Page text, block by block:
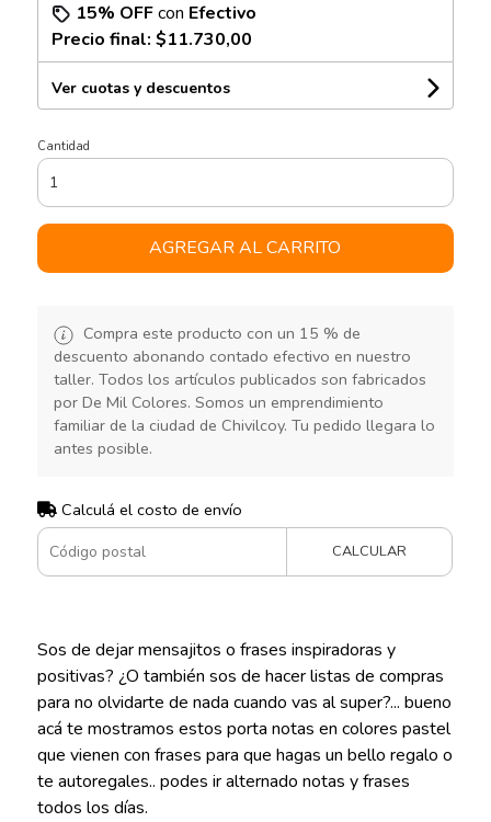
15% OFFcon Efectivo
Precio final: $11.730,00
Ver cuotas y descuentos
Cantidad
AGREGAR AL CARRITO
Compra este producto con un 15 % de
descuento abonando contado efectivo en nuestro
taller. Todos los artículos publicados son fabricados
por De Mil Colores. Somos un emprendimiento
familiar de la ciudad de Chivilcoy. Tu pedido llegara lo
antes posible.
Calculá el costo de envío
CALCULAR
Sos de dejar mensajitos o frases inspiradoras y
positivas? ¿O también sos de hacer listas de compras
para no olvidarte de nada cuando vas al super?... bueno
acá te mostramos estos porta notas en colores pastel
que vienen con frases para que hagas un bello regalo o
te autoregales.. podes ir alternado notas y frases
todos los días.